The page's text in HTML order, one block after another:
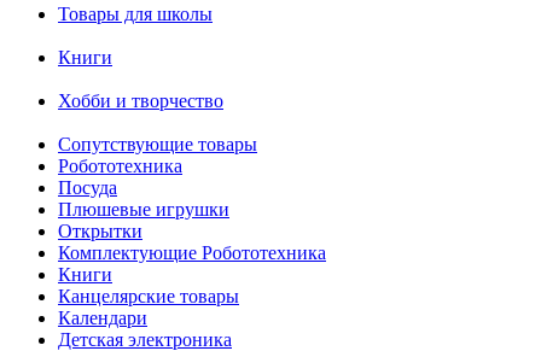
Товары для школы
Книги
Хобби и творчество
Сопутствующие товары
Робототехника
Посуда
Плюшевые игрушки
Открытки
Комплектующие Робототехника
Книги
Канцелярские товары
Календари
Детская электроника